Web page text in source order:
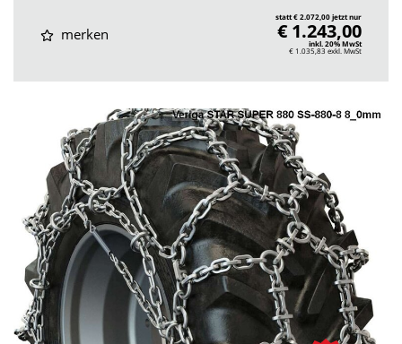
merken
statt € 2.072,00 jetzt nur
€ 1.243,00
inkl. 20% MwSt
€ 1.035,83 exkl. MwSt